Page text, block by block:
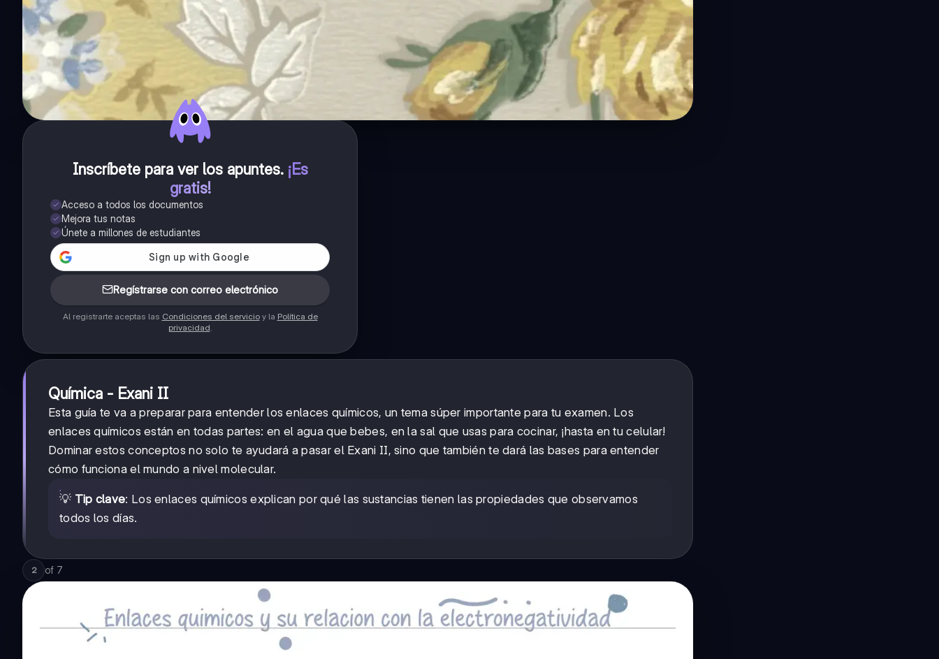
Inscríbete para ver los apuntes. ¡Es
gratis!
Acceso a todos los documentos
Mejora tus notas
Únete a millones de estudiantes
Regístrarse con correo electrónico
Al registrarte aceptas las Condiciones del servicioy la Política de
privacidad
Química - Exani II
Esta guía te va a preparar para entender los enlaces químicos, un tema súper importante para tu examen. Los
enlaces químicos están en todas partes: en el agua que bebes, en la sal que usas para cocinar, ¡hasta en tu celular!
Dominar estos conceptos no solo te ayudará a pasar el Exani II, sino que también te dará las bases para entender
cómo funciona el mundo a nivel molecular.
💡 Tip clave: Los enlaces químicos explican por qué las sustancias tienen las propiedades que observamos
todos los días.
2 of 7